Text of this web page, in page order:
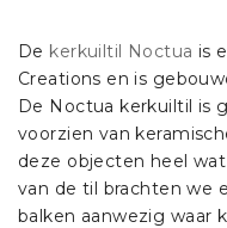
De kerkuiltil Noctua is
Creations en is
De Noctua kerkuiltil is
voorzien van
deze objecten heel
van de til brachten we
balken aanwezig waar